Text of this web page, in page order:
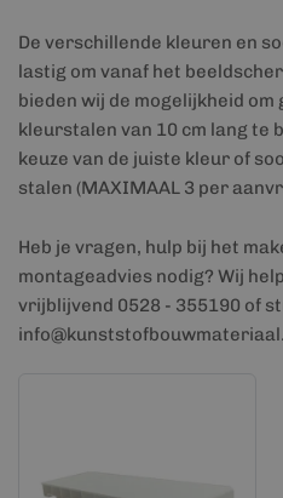
De verschillende kleuren en
lastig om vanaf het
bieden wij de mogelijkheid
kleurstalen van 10 cm lang te
keuze van de juiste kleur of
stalen (MAXIMAAL 3 per
Heb je vragen, hulp bij het
montageadvies nodig? Wij
vrijblijvend 0528 - 355190 of